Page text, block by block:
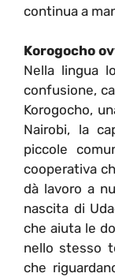
continua a
Korogocho
Nella lingua
confusione,
Korogocho,
Nairobi, la
piccole
cooperativa
dà lavoro a
nascita di
che aiuta le
nello stesso
che